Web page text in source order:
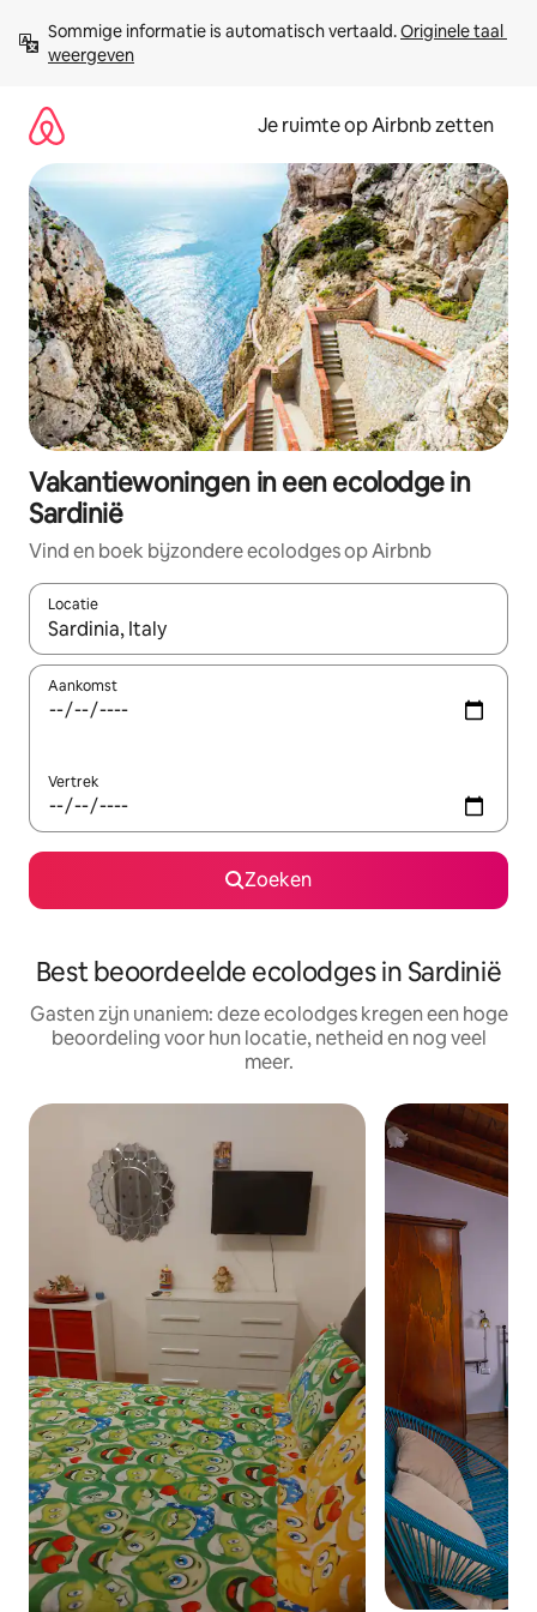
direct
naar
Sommige informatie is automatisch vertaald. Originele taal
weergeven
Je ruimte op Airbnb zetten
Vakantiewoningen in een ecolodge in
Sardinië
Vind en boek bijzondere ecolodges op Airbnb
Locatie
Wanneer er suggesties beschikbaar zijn, maak je een keuze
Aankomst
Vertrek
Zoeken
Best beoordeelde ecolodges in Sardinië
Gasten zijn unaniem: deze ecolodges kregen een hoge
beoordeling voor hun locatie, netheid en nog veel
meer.